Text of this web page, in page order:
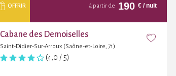
OFFRIR à partir de 190 € / nuit
Cabane des Demoiselles
Saint-Didier-Sur-Arroux (Saône-et-Loire, 71)
(4,0 / 5)